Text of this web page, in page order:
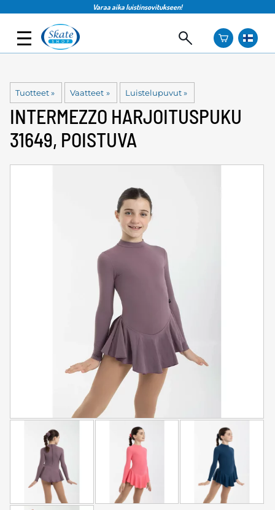
Varaa aika luistinsovitukseen!
Tuotteet‪» Vaatteet ‪» Luistelupuvut ‪»
INTERMEZZO HARJOITUSPUKU
31649, POISTUVA